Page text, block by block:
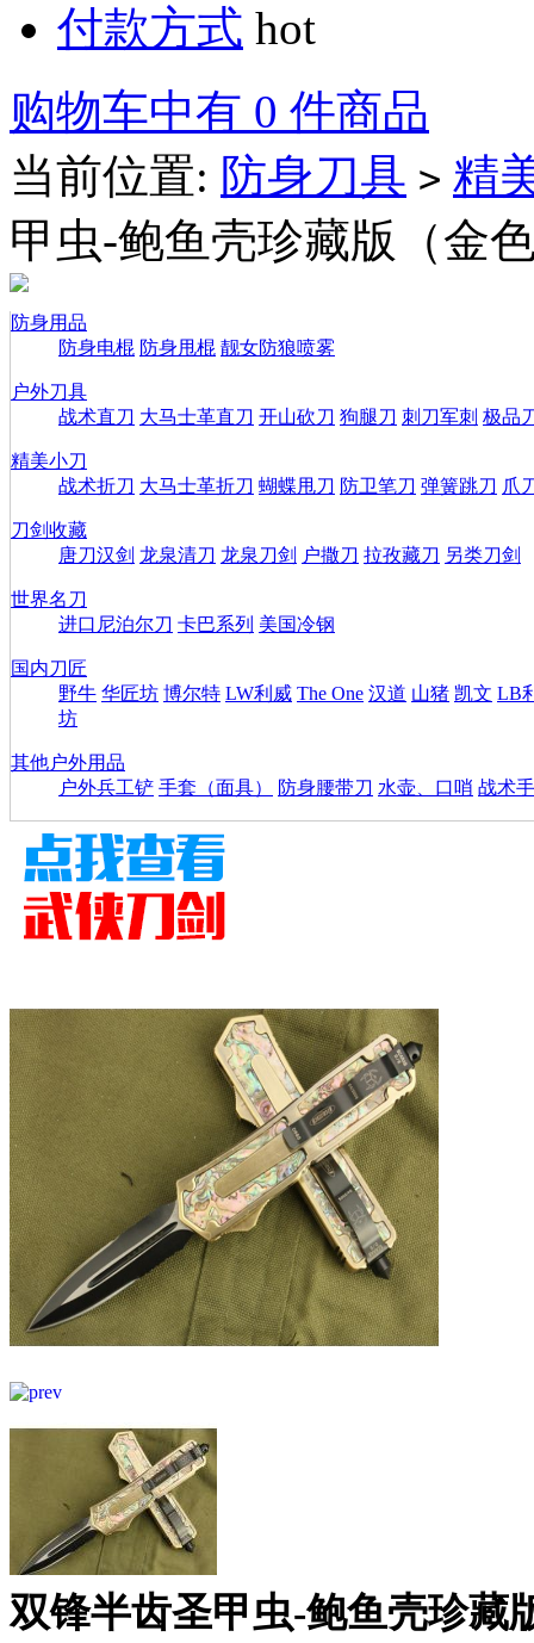
付款方式 hot
购物车中有 0 件商品
当前位置: 防身刀具 > 精
甲虫-鲍鱼壳珍藏版（金
防身用品
防身电棍 防身甩棍 靓女防狼喷雾
户外刀具
战术直刀 大马士革直刀 开山砍刀 狗腿刀 刺刀军刺 极品
精美小刀
战术折刀 大马士革折刀 蝴蝶甩刀 防卫笔刀 弹簧跳刀 爪
刀剑收藏
唐刀汉剑 龙泉清刀 龙泉刀剑 户撒刀 拉孜藏刀 另类刀剑
世界名刀
进口尼泊尔刀 卡巴系列 美国冷钢
国内刀匠
野牛 华匠坊 博尔特 LW利威 The One 汉道 山猪 凯文 LB
坊
其他户外用品
户外兵工铲 手套（面具） 防身腰带刀 水壶、口哨 战术
双锋半齿圣甲虫-鲍鱼壳珍藏